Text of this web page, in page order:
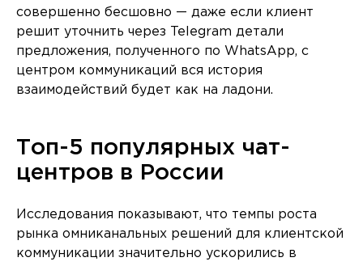
совершенно бесшовно — даже если клиент
решит уточнить через Telegram детали
предложения, полученного по WhatsApp, с
центром коммуникаций вся история
взаимодействий будет как на ладони.
Топ-5 популярных чат-
центров в России
Исследования показывают, что темпы роста
рынка омниканальных решений для клиентской
коммуникации значительно ускорились в